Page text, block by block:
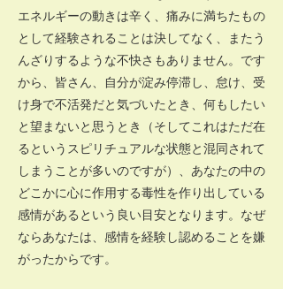
エネルギーの動きは辛く、痛みに満ちたもの
として経験されることは決してなく、またう
んざりするような不快さもありません。です
から、皆さん、自分が淀み停滞し、怠け、受
け身で不活発だと気づいたとき、何もしたい
と望まないと思うとき（そしてこれはただ在
るというスピリチュアルな状態と混同されて
しまうことが多いのですが）、あなたの中の
どこかに心に作用する毒性を作り出している
感情があるという良い目安となります。なぜ
ならあなたは、感情を経験し認めることを嫌
がったからです。